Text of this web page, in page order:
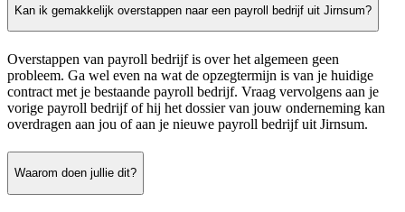
Kan ik gemakkelijk overstappen naar een payroll bedrijf uit Jirnsum?
Overstappen van payroll bedrijf is over het algemeen geen
probleem. Ga wel even na wat de opzegtermijn is van je huidige
contract met je bestaande payroll bedrijf. Vraag vervolgens aan je
vorige payroll bedrijf of hij het dossier van jouw onderneming kan
overdragen aan jou of aan je nieuwe payroll bedrijf uit Jirnsum.
Waarom doen jullie dit?